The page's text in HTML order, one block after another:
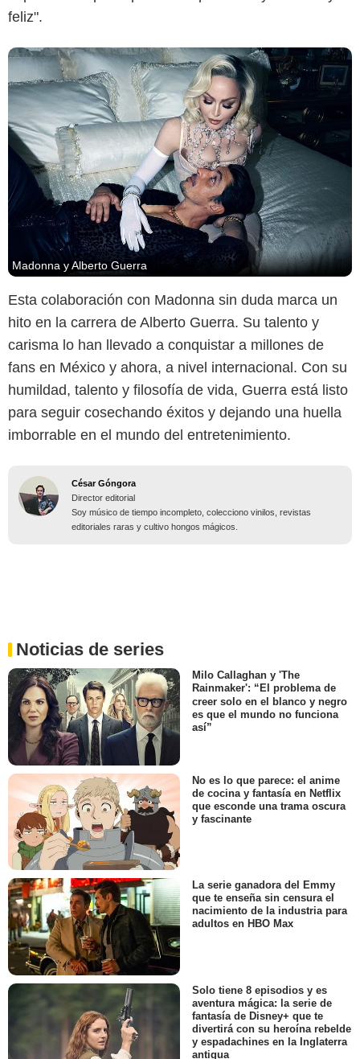
feliz".
Madonna y Alberto Guerra
Esta colaboración con Madonna sin duda marca un
hito en la carrera de Alberto Guerra. Su talento y
carisma lo han llevado a conquistar a millones de
fans en México y ahora, a nivel internacional. Con su
humildad, talento y filosofía de vida, Guerra está listo
para seguir cosechando éxitos y dejando una huella
imborrable en el mundo del entretenimiento.
César Góngora
Director editorial
Soy músico de tiempo incompleto, colecciono vinilos, revistas
editoriales raras y cultivo hongos mágicos.
Noticias de series
Milo Callaghan y 'The
Rainmaker': “El problema de
creer solo en el blanco y negro
es que el mundo no funciona
así”
No es lo que parece: el anime
de cocina y fantasía en Netflix
que esconde una trama oscura
y fascinante
La serie ganadora del Emmy
que te enseña sin censura el
nacimiento de la industria para
adultos en HBO Max
Solo tiene 8 episodios y es
aventura mágica: la serie de
fantasía de Disney+ que te
divertirá con su heroína rebelde
y espadachines en la Inglaterra
antigua